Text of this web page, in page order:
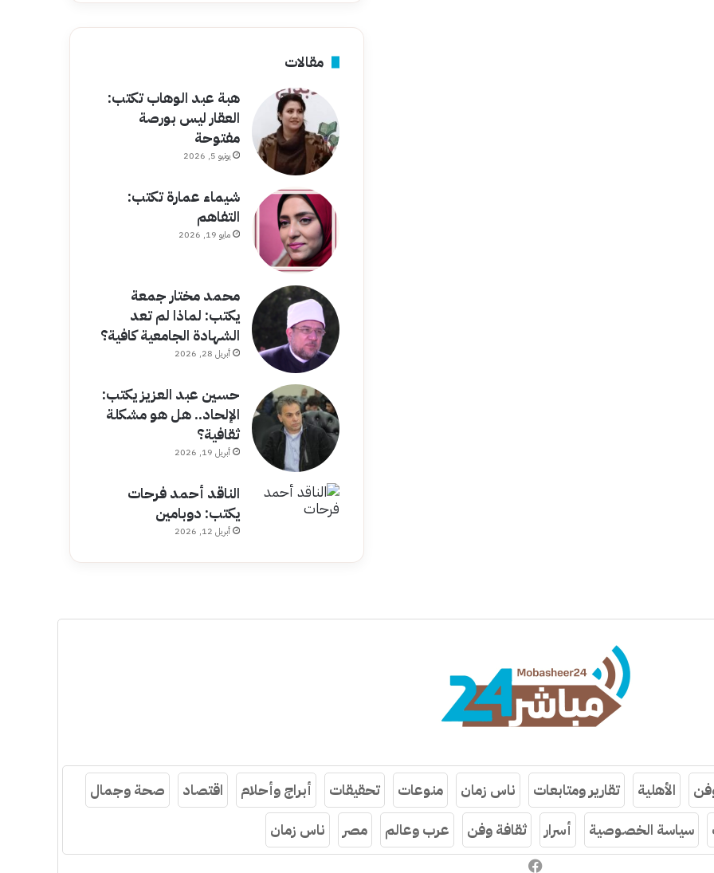
مقالات
هبة عبد الوهاب تكتب:
العقار ليس بورصة
مفتوحة
يونيو 5, 2026
شيماء عمارة تكتب:
التفاهم
مايو 19, 2026
محمد مختار جمعة
يكتب: لماذا لم تعد
الشهادة الجامعية كافية؟
أبريل 28, 2026
حسين عبد العزيز يكتب:
الإلحاد.. هل هو مشكلة
ثقافية؟
أبريل 19, 2026
الناقد أحمد فرحات
يكتب: دوبامين
أبريل 12, 2026
الأهلية تقارير ومتابعات ناس زمان منوعات تحقيقات أبراج وأحلام اقتصاد
صحة وجمال
سياسة الخصوصية أسرار ثقافة وفن عرب وعالم مصر
ناس زمان
فيسبوك